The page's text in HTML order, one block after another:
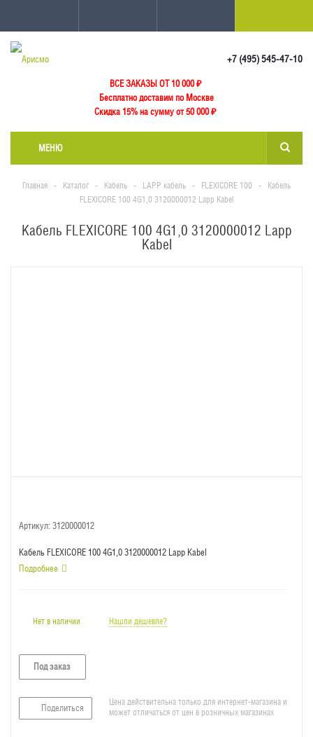
+7 (495) 545-47-10
ВСЕ ЗАКАЗЫ ОТ 10 000₽
Бесплатно доставим по Москве
Скидка 15% на сумму от 50 000 ₽
МЕНЮ
Главная - Каталог - Кабель - LAPP кабель - FLEXICORE 100 -
Кабель
FLEXICORE 100 4G1,0 3120000012 Lapp Kabel
Кабель FLEXICORE 100 4G1,0 3120000012 Lapp
Kabel
Артикул: 3120000012
Кабель FLEXICORE 100 4G1,0 3120000012 Lapp Kabel
Подробнее
Нет в наличии Нашли дешевле?
Под заказ
Поделиться
Цена действительна только для интернет-магазина и
может отличаться от цен в розничных магазинах